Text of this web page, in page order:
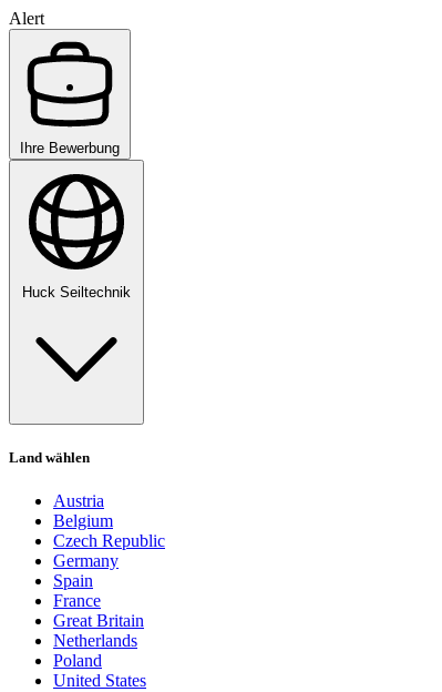
Alert
Ihre Bewerbung
Huck Seiltechnik
Land wählen
Austria
Belgium
Czech Republic
Germany
Spain
France
Great Britain
Netherlands
Poland
United States